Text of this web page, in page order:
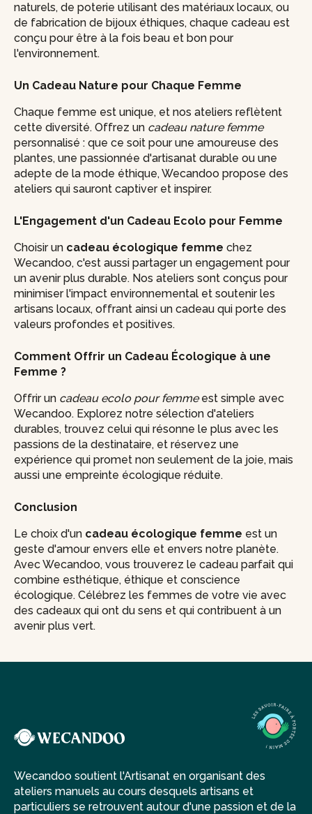
naturels, de poterie utilisant des matériaux locaux, ou
de fabrication de bijoux éthiques, chaque cadeau est
conçu pour être à la fois beau et bon pour
l'environnement.
Un Cadeau Nature pour Chaque Femme
Chaque femme est unique, et nos ateliers reflètent
cette diversité. Offrez un cadeau nature femme
personnalisé : que ce soit pour une amoureuse des
plantes, une passionnée d'artisanat durable ou une
adepte de la mode éthique, Wecandoo propose des
ateliers qui sauront captiver et inspirer.
L'Engagement d'un Cadeau Ecolo pour Femme
Choisir un cadeau écologique femme chez
Wecandoo, c'est aussi partager un engagement pour
un avenir plus durable. Nos ateliers sont conçus pour
minimiser l'impact environnemental et soutenir les
artisans locaux, offrant ainsi un cadeau qui porte des
valeurs profondes et positives.
Comment Offrir un Cadeau Écologique à une
Femme ?
Offrir un cadeau ecolo pour femmeest simple avec
Wecandoo. Explorez notre sélection d'ateliers
durables, trouvez celui qui résonne le plus avec les
passions de la destinataire, et réservez une
expérience qui promet non seulement de la joie, mais
aussi une empreinte écologique réduite.
Conclusion
Le choix d'un cadeau écologique femme est un
geste d'amour envers elle et envers notre planète.
Avec Wecandoo, vous trouverez le cadeau parfait qui
combine esthétique, éthique et conscience
écologique. Célébrez les femmes de votre vie avec
des cadeaux qui ont du sens et qui contribuent à un
avenir plus vert.
Wecandoo soutient l'Artisanat en organisant des
ateliers manuels au cours desquels artisans et
particuliers se retrouvent autour d'une passion et de la